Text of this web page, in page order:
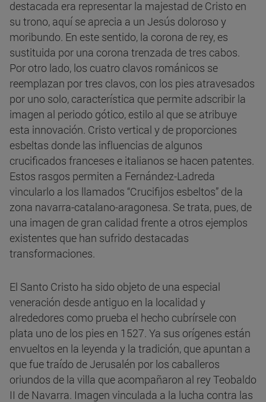
destacada era representar la majestad de Cristo en
su trono, aquí se aprecia a un Jesús doloroso y
moribundo. En este sentido, la corona de rey, es
sustituida por una corona trenzada de tres cabos.
Por otro lado, los cuatro clavos románicos se
reemplazan por tres clavos, con los pies atravesados
por uno solo, característica que permite adscribir la
imagen al periodo gótico, estilo al que se atribuye
esta innovación. Cristo vertical y de proporciones
esbeltas donde las influencias de algunos
crucificados franceses e italianos se hacen patentes.
Estos rasgos permiten a Fernández-Ladreda
vincularlo a los llamados “Crucifijos esbeltos” de la
zona navarra-catalano-aragonesa. Se trata, pues, de
una imagen de gran calidad frente a otros ejemplos
existentes que han sufrido destacadas
transformaciones.
El Santo Cristo ha sido objeto de una especial
veneración desde antiguo en la localidad y
alrededores como prueba el hecho cubrírsele con
plata uno de los pies en 1527. Ya sus orígenes están
envueltos en la leyenda y la tradición, que apuntan a
que fue traído de Jerusalén por los caballeros
oriundos de la villa que acompañaron al rey Teobaldo
II de Navarra. Imagen vinculada a la lucha contra las